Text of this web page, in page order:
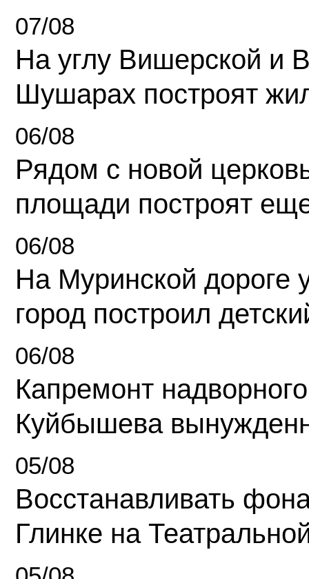
07/08
На углу Вишерской и
Шушарах построят
06/08
Рядом с новой
площади построят
06/08
На Муринской дороге
город построил
06/08
Капремонт
Куйбышева
05/08
Восстанавливать
Глинке на